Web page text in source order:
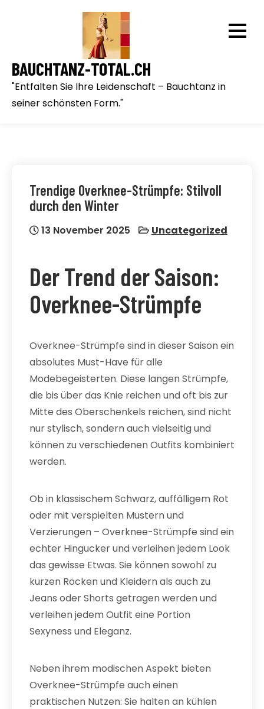
BAUCHTANZ-TOTAL.CH
"Entfalten Sie Ihre Leidenschaft – Bauchtanz in
seiner schönsten Form."
Trendige Overknee-Strümpfe: Stilvoll
durch den Winter
13 November 2025 Uncategorized
Der Trend der Saison:
Overknee-Strümpfe
Overknee-Strümpfe sind in dieser Saison ein
absolutes Must-Have für alle
Modebegeisterten. Diese langen Strümpfe,
die bis über das Knie reichen und oft bis zur
Mitte des Oberschenkels reichen, sind nicht
nur stylisch, sondern auch vielseitig und
können zu verschiedenen Outfits kombiniert
werden.
Ob in klassischem Schwarz, auffälligem Rot
oder mit verspielten Mustern und
Verzierungen – Overknee-Strümpfe sind ein
echter Hingucker und verleihen jedem Look
das gewisse Etwas. Sie können sowohl zu
kurzen Röcken und Kleidern als auch zu
Jeans oder Shorts getragen werden und
verleihen jedem Outfit eine Portion
Sexyness und Eleganz.
Neben ihrem modischen Aspekt bieten
Overknee-Strümpfe auch einen
praktischen Nutzen: Sie halten an kühlen